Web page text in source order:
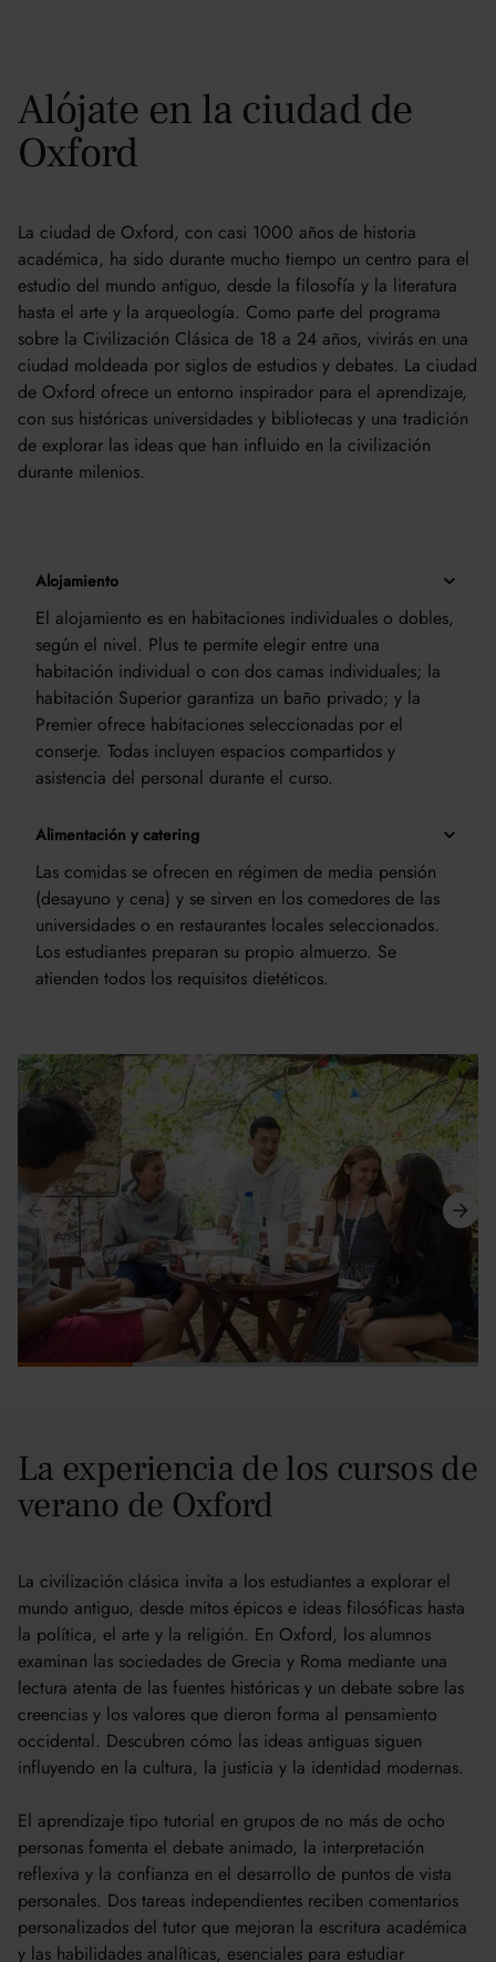
Alójate en la ciudad de
Oxford
La ciudad de Oxford, con casi 1000 años de historia
académica, ha sido durante mucho tiempo un centro para el
estudio del mundo antiguo, desde la filosofía y la literatura
hasta el arte y la arqueología. Como parte del programa
sobre la Civilización Clásica de 18 a 24 años, vivirás en una
ciudad moldeada por siglos de estudios y debates. La ciudad
de Oxford ofrece un entorno inspirador para el aprendizaje,
con sus históricas universidades y bibliotecas y una tradición
de explorar las ideas que han influido en la civilización
durante milenios.
Alojamiento
El alojamiento es en habitaciones individuales o dobles,
según el nivel. Plus te permite elegir entre una
habitación individual o con dos camas individuales; la
habitación Superior garantiza un baño privado; y la
Premier ofrece habitaciones seleccionadas por el
conserje. Todas incluyen espacios compartidos y
asistencia del personal durante el curso.
Alimentación y catering
Las comidas se ofrecen en régimen de media pensión
(desayuno y cena) y se sirven en los comedores de las
universidades o en restaurantes locales seleccionados.
Los estudiantes preparan su propio almuerzo. Se
atienden todos los requisitos dietéticos.
La experiencia de los cursos de
verano de Oxford
La civilización clásica invita a los estudiantes a explorar el
mundo antiguo, desde mitos épicos e ideas filosóficas hasta
la política, el arte y la religión. En Oxford, los alumnos
examinan las sociedades de Grecia y Roma mediante una
lectura atenta de las fuentes históricas y un debate sobre las
creencias y los valores que dieron forma al pensamiento
occidental. Descubren cómo las ideas antiguas siguen
influyendo en la cultura, la justicia y la identidad modernas.
El aprendizaje tipo tutorial en grupos de no más de ocho
personas fomenta el debate animado, la interpretación
reflexiva y la confianza en el desarrollo de puntos de vista
personales. Dos tareas independientes reciben comentarios
personalizados del tutor que mejoran la escritura académica
y las habilidades analíticas, esenciales para estudiar